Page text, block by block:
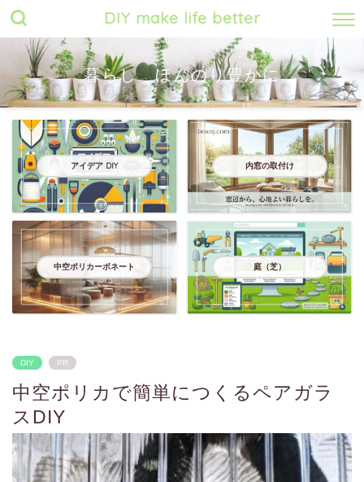
DIY make life better
暮らし ほんのり豊かに
Quality of life
アイデア DIY 内窓の取付け
中空ポリカーボネート 庭（芝）
DIY PR
中空ポリカで簡単につくるペアガラ
スDIY